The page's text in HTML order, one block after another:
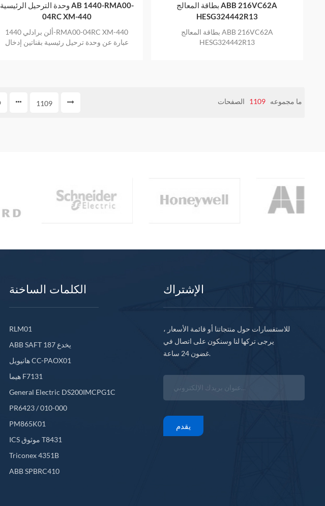
وحدة الترحيل الرئيسية AB 1440-RMA00-
04RC XM-440
ألن برادلي 1440-RMA00-04RC XM-440
عبارة عن وحدة ترحيل رئيسية بقناتين إدخال
بطاقة المعالج ABB 216VC62A
HESG324442R13
بطاقة المعالج ABB 216VC62A
HESG324442R13
1109 ما مجموعه 1109 الصفحات
الكلمات الساخنة
RLM01
ABB SAFT 187 يخدع
هانيويل CC-PAOX01
هيما F7131
General Electric DS200IMCPG1C
PR6423 / 010-000
PM865K01
ICS موثوق T8431
Triconex 4351B
ABB SPBRC410
الإشتراك
للاستفسارات حول منتجاتنا أو قائمة الأسعار ،
يرجى تركها لنا وسنكون على اتصال في
غضون 24 ساعة.
يقدم